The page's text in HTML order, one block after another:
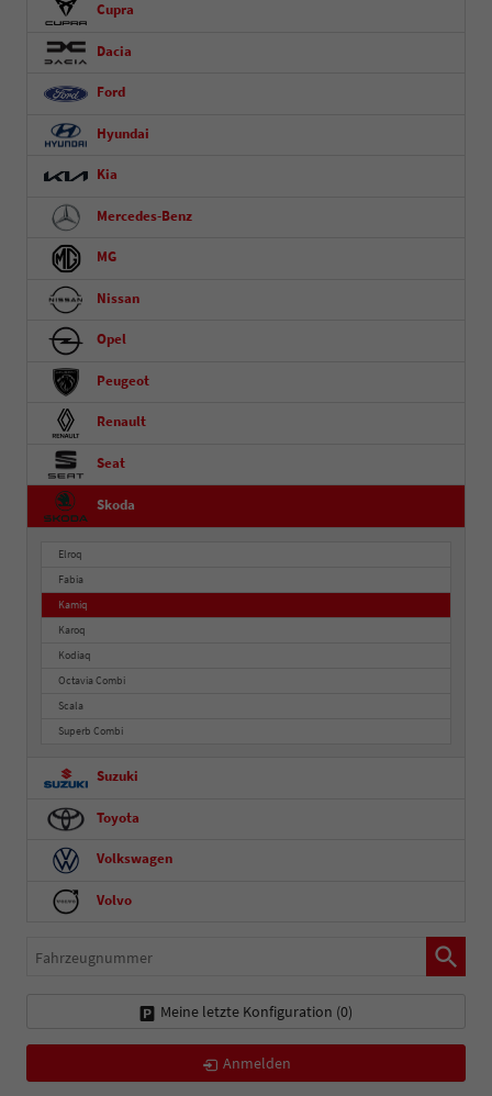
Cupra
Dacia
Ford
Hyundai
Kia
Mercedes-Benz
MG
Nissan
Opel
Peugeot
Renault
Seat
Skoda
Elroq
Fabia
Kamiq
Karoq
Kodiaq
Octavia Combi
Scala
Superb Combi
Suzuki
Toyota
Volkswagen
Volvo
Fahrzeugnummer
Meine letzte Konfiguration (0)
Anmelden